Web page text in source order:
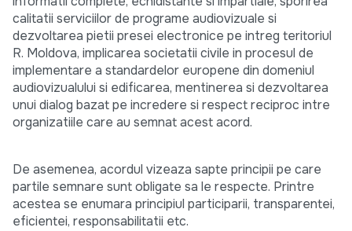
calitatii serviciilor de programe audiovizuale si
dezvoltarea pietii presei electronice pe intreg teritoriul
R. Moldova, implicarea societatii civile in procesul de
implementare a standardelor europene din domeniul
audiovizualului si edificarea, mentinerea si dezvoltarea
unui dialog bazat pe incredere si respect reciproc intre
organizatiile care au semnat acest acord.
De asemenea, acordul vizeaza sapte principii pe care
partile semnare sunt obligate sa le respecte. Printre
acestea se enumara principiul participarii, transparentei,
eficientei, responsabilitatii etc.